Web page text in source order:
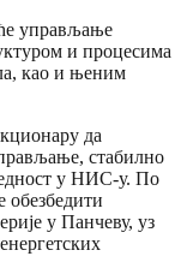
управљање
и процесима
као и њеним
да
стабилно
у НИС-у. По
у Панчеву, уз